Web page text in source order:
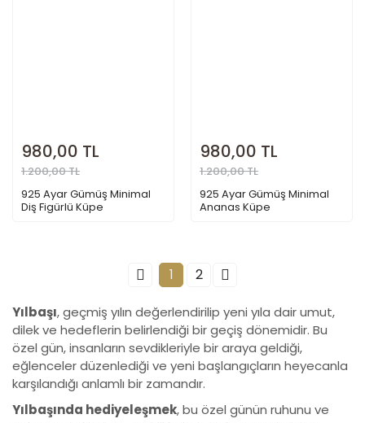
980,00 TL
1.200,00 TL
925 Ayar Gümüş Minimal
Diş Figürlü Küpe
980,00 TL
1.200,00 TL
925 Ayar Gümüş Minimal
Ananas Küpe
1 2
Yılbaşı, geçmiş yılın değerlendirilip yeni yıla dair umut,
dilek ve hedeflerin belirlendiği bir geçiş dönemidir. Bu
özel gün, insanların sevdikleriyle bir araya geldiği,
eğlenceler düzenlediği ve yeni başlangıçların heyecanla
karşılandığı anlamlı bir zamandır.
Yılbaşında hediyeleşmek, bu özel günün ruhunu ve